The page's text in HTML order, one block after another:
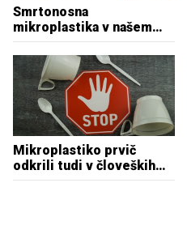
Smrtonosna
mikroplastika v našem
morju: morski psi z rakom
in poginuli mladiči
delfinov
Mikroplastiko prvič
odkrili tudi v človeških
izločkih